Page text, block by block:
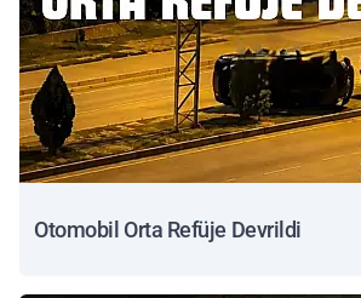
Otomobil Orta Refüje Devrildi